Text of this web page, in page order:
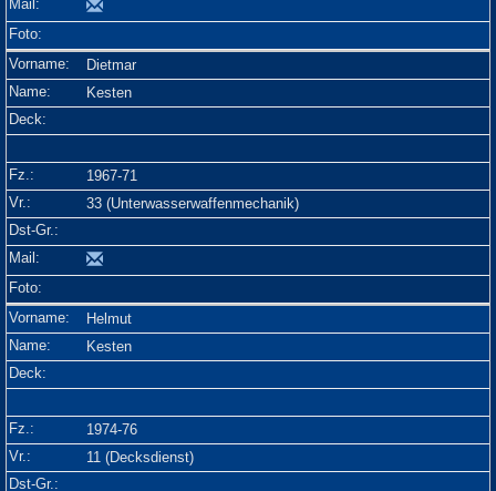
Dietmar
Kesten
1967-71
33 (Unterwasserwaffenmechanik)
Helmut
Kesten
1974-76
11 (Decksdienst)